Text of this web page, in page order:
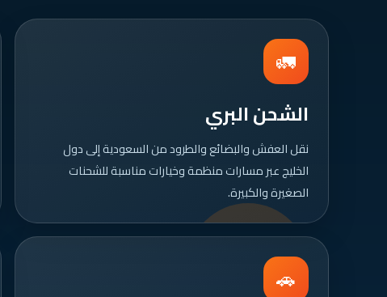
🚛
الشحن البري
نقل العفش والبضائع والطرود من السعودية إلى دول
الخليج عبر مسارات منظمة وخيارات مناسبة للشحنات
الصغيرة والكبيرة.
🚗